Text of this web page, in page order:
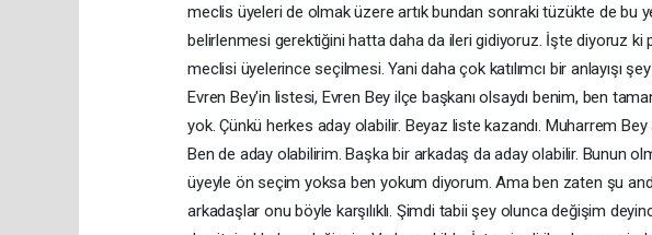
meclis üyeleri de olmak üzere artık bundan sonraki tüzükte de bu
belirlenmesi gerektiğini hatta daha da ileri gidiyoruz. İşte diyoruz ki
meclisi üyelerince seçilmesi. Yani daha çok katılımcı bir anlayışı
Evren Bey'in listesi, Evren Bey ilçe başkanı olsaydı benim, ben
yok. Çünkü herkes aday olabilir. Beyaz liste kazandı. Muharrem
Ben de aday olabilirim. Başka bir arkadaş da aday olabilir. Bunun
üyeyle ön seçim yoksa ben yokum diyorum. Ama ben zaten şu
arkadaşlar onu böyle karşılıklı. Şimdi tabii şey olunca değişim